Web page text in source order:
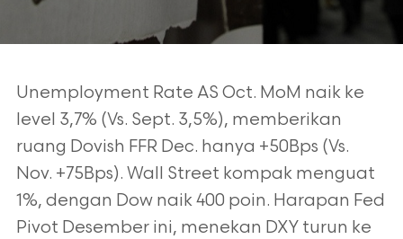
Unemployment Rate AS Oct. MoM naik ke
level 3,7% (Vs. Sept. 3,5%), memberikan
ruang Dovish FFR Dec. hanya +50Bps (Vs.
Nov. +75Bps). Wall Street kompak menguat
1%, dengan Dow naik 400 poin. Harapan Fed
Pivot Desember ini, menekan DXY turun ke